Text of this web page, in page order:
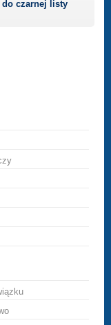
do czarnej listy